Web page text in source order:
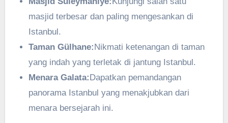
masjid terbesar dan paling mengesankan di
Istanbul.
Taman Gülhane: Nikmati ketenangan di taman
yang indah yang terletak di jantung Istanbul.
Menara Galata: Dapatkan pemandangan
panorama Istanbul yang menakjubkan dari
menara bersejarah ini.